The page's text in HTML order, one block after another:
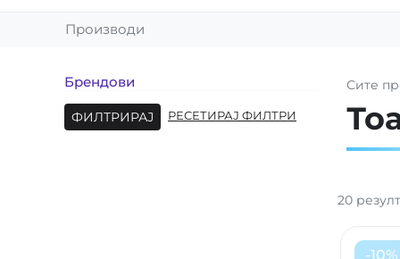
Производи
Брендови
ФИЛТРИРАЈ РЕСЕТИРАЈ ФИЛТРИ
Сите
20
-10%